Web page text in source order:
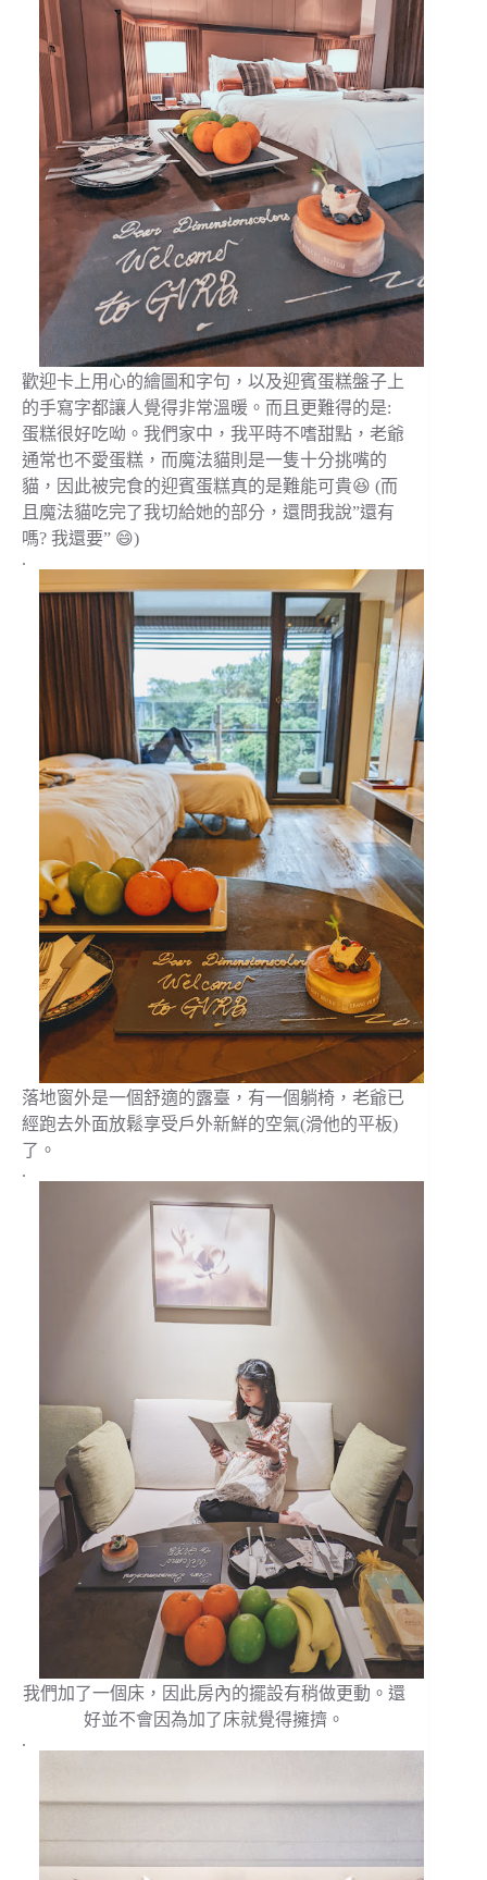
歡迎卡上用心的繪圖和字句，以及迎賓蛋糕盤子上
的手寫字都讓人覺得非常溫暖。而且更難得的是:
蛋糕很好吃呦。我們家中，我平時不嗜甜點，老爺
通常也不愛蛋糕，而魔法貓則是一隻十分挑嘴的
貓，因此被完食的迎賓蛋糕真的是難能可貴😆 (而
且魔法貓吃完了我切給她的部分，還問我說”還有
嗎? 我還要” 😄)
.
落地窗外是一個舒適的露臺，有一個躺椅，老爺已
經跑去外面放鬆享受戶外新鮮的空氣(滑他的平板)
了。
.
我們加了一個床，因此房內的擺設有稍做更動。還
好並不會因為加了床就覺得擁擠。
.